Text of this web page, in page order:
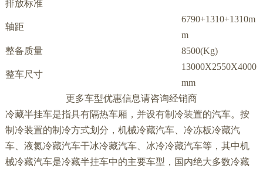
排放标准
轴距
6790+1310+1310m
m
整备质量
8500(Kg)
整车尺寸
13000X2550X4000
mm
更多车型优惠信息请咨询经销商
冷藏半挂车是指具有隔热车厢，并设有制冷装置的汽车。按
制冷装置的制冷方式划分，机械冷藏汽车、冷冻板冷藏汽
车、液氮冷藏汽车干冰冷藏汽车、冰冷冷藏汽车等，其中机
械冷藏汽车是冷藏半挂车中的主要车型，国内绝大多数冷藏